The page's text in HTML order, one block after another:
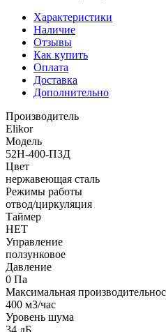
Характеристики
Наличие
Отзывы
Как купить
Оплата
Доставка
Дополнительно
Производитель
Elikor
Модель
52Н-400-П3Д
Цвет
нержавеющая сталь
Режимы работы
отвод/циркуляция
Таймер
НЕТ
Управление
ползунковое
Давление
0 Па
Максимальная
400 м3/час
Уровень шума
34 дБ